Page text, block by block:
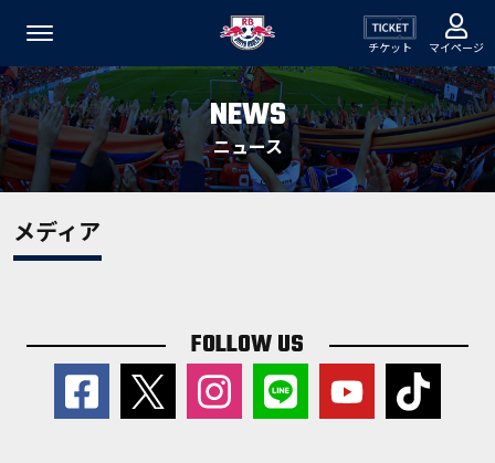
チケット マイページ
NEWS
ニュース
メディア
FOLLOW US